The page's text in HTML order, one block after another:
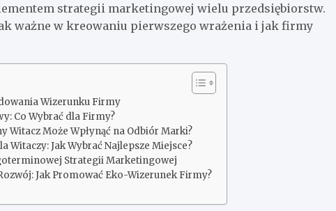
strategii marketingowej wielu przedsiębiorstw.
ważne w kreowaniu pierwszego wrażenia i jak firmy
Wizerunku Firmy
Co Wybrać dla Firmy?
Witacz Może Wpłynąć na Odbiór Marki?
Witaczy: Jak Wybrać Najlepsze Miejsce?
Strategii Marketingowej
Jak Promować Eko-Wizerunek Firmy?